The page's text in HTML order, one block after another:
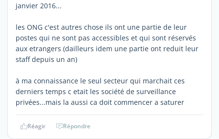
janvier 2016...
les ONG c'est autres chose ils ont une partie de leur
postes qui ne sont pas accessibles et qui sont réservés
aux etrangers (dailleurs idem une partie ont reduit leur
staff depuis un an)
à ma connaissance le seul secteur qui marchait ces
derniers temps c etait les société de surveillance
privées...mais la aussi ca doit commencer a saturer
Réagir Répondre